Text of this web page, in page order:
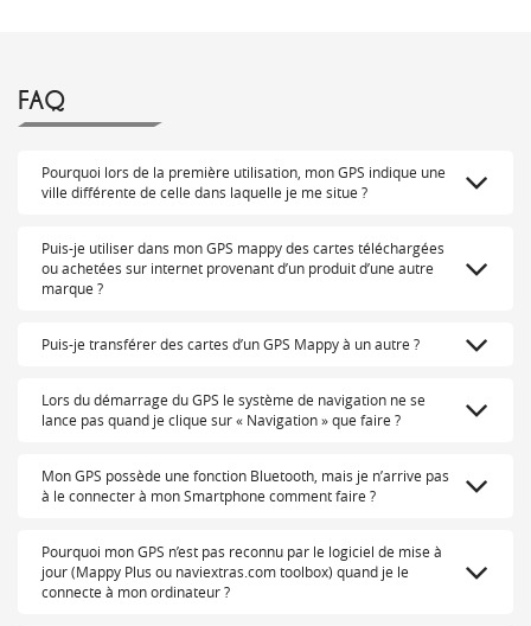
FAQ
Pourquoi lors de la première utilisation, mon GPS indique une
ville différente de celle dans laquelle je me situe ?
Puis-je utiliser dans mon GPS mappy des cartes téléchargées
ou achetées sur internet provenant d’un produit d’une autre
marque ?
Puis-je transférer des cartes d’un GPS Mappy à un autre ?
Lors du démarrage du GPS le système de navigation ne se
lance pas quand je clique sur « Navigation » que faire ?
Mon GPS possède une fonction Bluetooth, mais je n’arrive pas
à le connecter à mon Smartphone comment faire ?
Pourquoi mon GPS n’est pas reconnu par le logiciel de mise à
jour (Mappy Plus ou naviextras.com toolbox) quand je le
connecte à mon ordinateur ?